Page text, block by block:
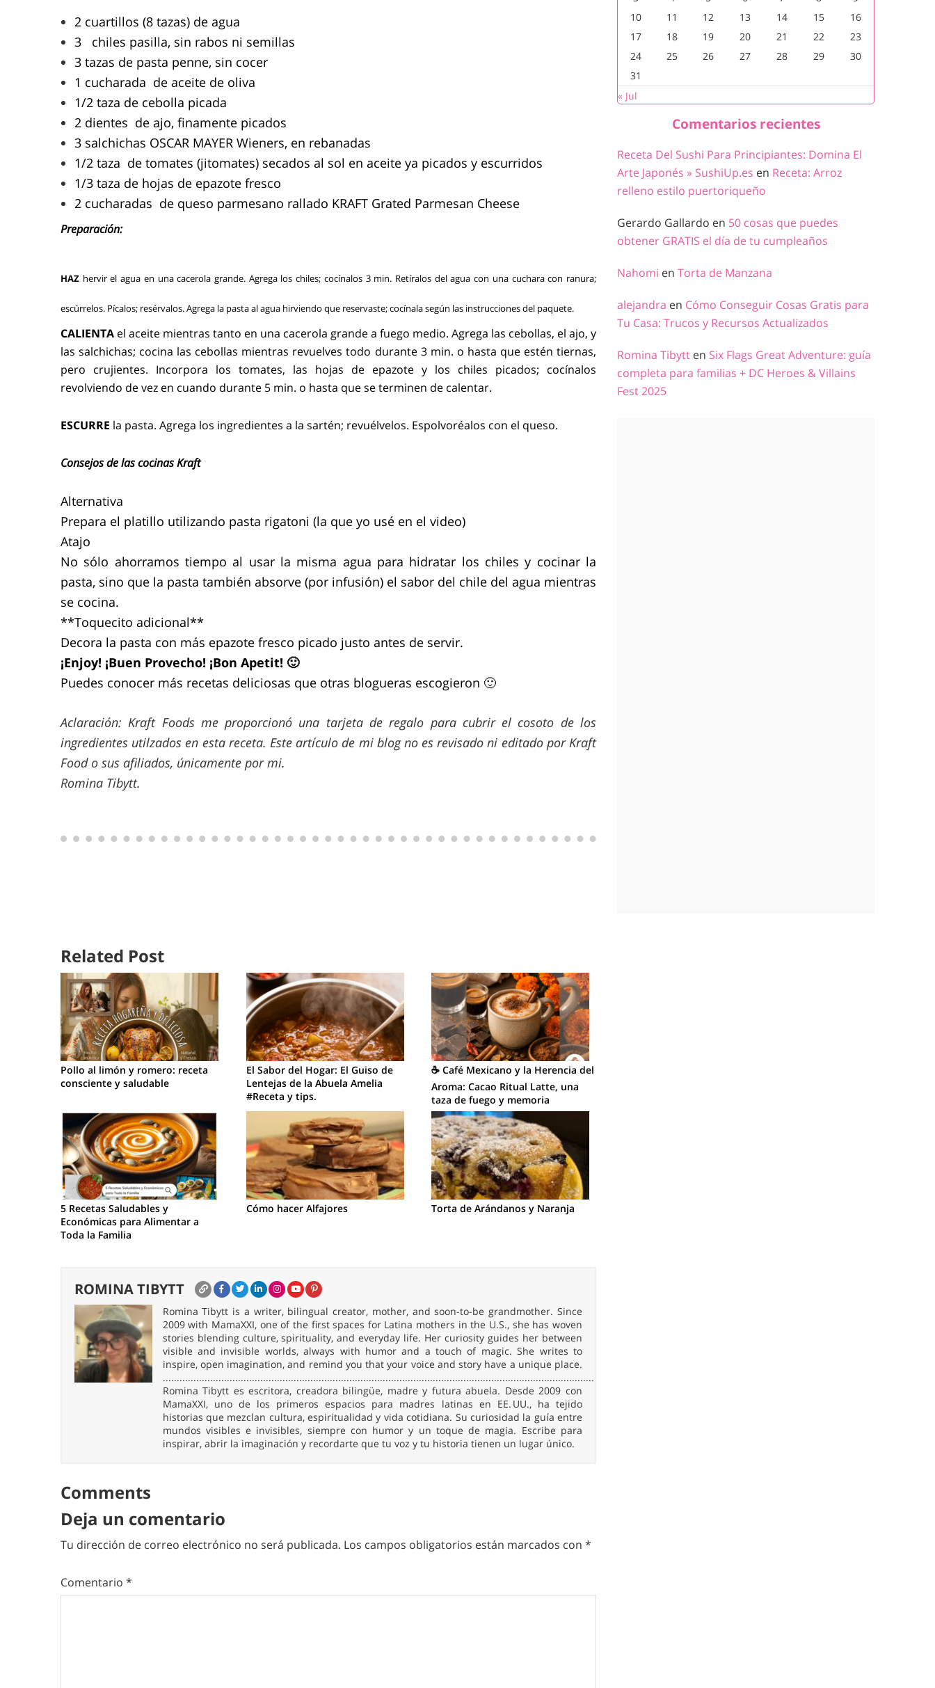
2 cuartillos (8 tazas) de agua
3 chiles pasilla, sin rabos ni semillas
3 tazas de pasta penne, sin cocer
1 cucharada de aceite de oliva
1/2 taza de cebolla picada
2 dientes de ajo, finamente picados
3 salchichas OSCAR MAYER Wieners, en rebanadas
1/2 taza de tomates (jitomates) secados al sol en aceite ya picados y escurridos
1/3 taza de hojas de epazote fresco
2 cucharadas de queso parmesano rallado KRAFT Grated Parmesan Cheese
Preparación:
HAZ hervir el agua en una cacerola grande. Agrega los chiles; cocínalos 3 min. Retíralos del agua con una cuchara con ranura;
escúrrelos. Pícalos; resérvalos. Agrega la pasta al agua hirviendo que reservaste; cocínala según las instrucciones del paquete.
CALIENTA el aceite mientras tanto en una cacerola grande a fuego medio. Agrega las cebollas, el ajo, y
las salchichas; cocina las cebollas mientras revuelves todo durante 3 min. o hasta que estén tiernas,
pero crujientes. Incorpora los tomates, las hojas de epazote y los chiles picados; cocínalos
revolviendo de vez en cuando durante 5 min. o hasta que se terminen de calentar.
ESCURRE la pasta. Agrega los ingredientes a la sartén; revuélvelos. Espolvoréalos con el queso.
Consejos de las cocinas Kraft
Alternativa
Prepara el platillo utilizando pasta rigatoni (la que yo usé en el video)
Atajo
No sólo ahorramos tiempo al usar la misma agua para hidratar los chiles y cocinar la
pasta, sino que la pasta también absorve (por infusión) el sabor del chile del agua mientras
se cocina.
**Toquecito adicional**
Decora la pasta con más epazote fresco picado justo antes de servir.
¡Enjoy! ¡Buen Provecho! ¡Bon Apetit! 🙂
Puedes conocer más recetas deliciosas que otras blogueras escogieron 🙂
Aclaración: Kraft Foods me proporcionó una tarjeta de regalo para cubrir el cosoto de los
ingredientes utilzados en esta receta. Este artículo de mi blog no es revisado ni editado por Kraft
Food o sus afiliados, únicamente por mi.
Romina Tibytt.
Related Post
Pollo al limón y romero: receta
consciente y saludable
El Sabor del Hogar: El Guiso de
Lentejas de la Abuela Amelia
#Receta y tips.
☕ Café Mexicano y la Herencia del
Aroma: Cacao Ritual Latte, una
taza de fuego y memoria
5 Recetas Saludables y
Económicas para Alimentar a
Toda la Familia
Cómo hacer Alfajores Torta de Arándanos y Naranja
ROMINA TIBYTT
Romina Tibytt is a writer, bilingual creator, mother, and soon-to-be grandmother. Since
2009 with MamaXXI, one of the first spaces for Latina mothers in the U.S., she has woven
stories blending culture, spirituality, and everyday life. Her curiosity guides her between
visible and invisible worlds, always with humor and a touch of magic. She writes to
inspire, open imagination, and remind you that your voice and story have a unique place.
...........................................................................................................................................................
Romina Tibytt es escritora, creadora bilingüe, madre y futura abuela. Desde 2009 con
MamaXXI, uno de los primeros espacios para madres latinas en EE. UU., ha tejido
historias que mezclan cultura, espiritualidad y vida cotidiana. Su curiosidad la guía entre
mundos visibles e invisibles, siempre con humor y un toque de magia. Escribe para
inspirar, abrir la imaginación y recordarte que tu voz y tu historia tienen un lugar único.
Comments
Deja un comentario
Tu dirección de correo electrónico no será publicada. Los campos obligatorios están marcados con *
Comentario *
10
11 12 13 14 15
16
17
18 19 20 21 22
23
24
25 26 27 28 29
30
31
« Jul
Comentarios recientes
Receta Del Sushi Para Principiantes: Domina El
Arte Japonés » SushiUp.es en Receta: Arroz
relleno estilo puertoriqueño
Gerardo Gallardo en 50 cosas que puedes
obtener GRATIS el día de tu cumpleaños
Nahomi en Torta de Manzana
alejandra en Cómo Conseguir Cosas Gratis para
Tu Casa: Trucos y Recursos Actualizados
Romina Tibytt en Six Flags Great Adventure: guía
completa para familias + DC Heroes & Villains
Fest 2025